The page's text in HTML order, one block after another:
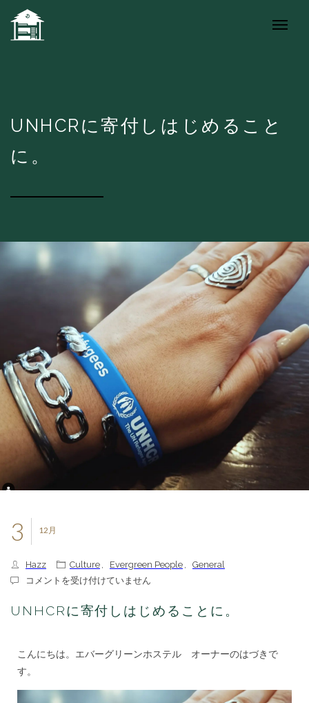
UNHCRに寄付しはじめること
に。
12月
3
Hazz Culture Evergreen People
General
UNHCR
寄
付
じ
め
る
こ
コメントを受け付けていません
UNHCRに寄付しはじめることに。
こんにちは。エバーグリーンホステル オーナーのはづきで
す。